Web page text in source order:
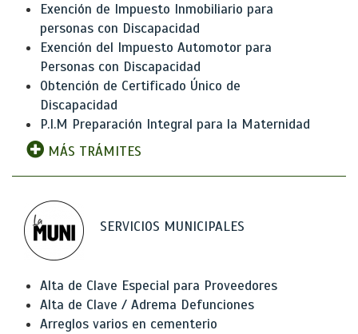
Exención de Impuesto Inmobiliario para
personas con Discapacidad
Exención del Impuesto Automotor para
Personas con Discapacidad
Obtención de Certificado Único de
Discapacidad
P.I.M Preparación Integral para la Maternidad
MÁS TRÁMITES
SERVICIOS MUNICIPALES
Alta de Clave Especial para Proveedores
Alta de Clave / Adrema Defunciones
Arreglos varios en cementerio